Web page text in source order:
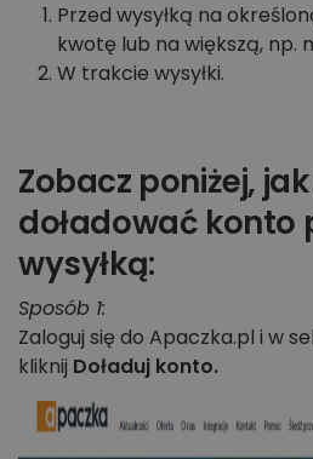
Nadawanie
Przesyłki krajowe
Przesyłki
Apaczka PRO
Regulaminy i Cenniki
Przed wysyłką na
kwotę lub na większą, np.
W trakcie wysyłki.
Zobacz poniżej,
doładować konto
wysyłką:
Sposób 1:
Zaloguj się do Apaczka.pl i w
kliknij Doładuj konto.